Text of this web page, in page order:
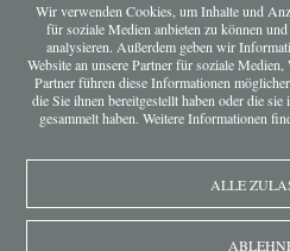
Mobil: 0043 664 3263868
Wir verwenden Cookies, um Inhalte und
für soziale Medien anbieten zu können
analysieren. Außerdem geben wir
Website an unsere Partner für soziale
Partner führen diese Informationen
die Sie ihnen bereitgestellt haben oder die
gesammelt haben. Weitere Informationen
ALLE